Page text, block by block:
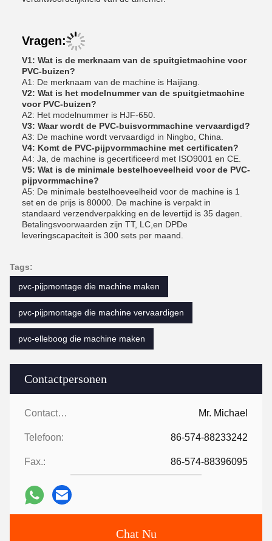
Contactpersonen
Contactpersonen: Mr. Michael
Telefoon: 86-574-88233242
Fax.: 86-574-88396095
Chat Nu
Vragen:
V1: Wat is de merknaam van de spuitgietmachine voor
PVC-buizen?
A1: De merknaam van de machine is Haijiang.
V2: Wat is het modelnummer van de spuitgietmachine
voor PVC-buizen?
A2: Het modelnummer is HJF-650.
V3: Waar wordt de PVC-buisvormmachine vervaardigd?
A3: De machine wordt vervaardigd in Ningbo, China.
V4: Komt de PVC-pijpvormmachine met certificaten?
A4: Ja, de machine is gecertificeerd met ISO9001 en CE.
V5: Wat is de minimale bestelhoeveelheid voor de PVC-
pijpvormmachine?
A5: De minimale bestelhoeveelheid voor de machine is 1
set en de prijs is 80000. De machine is verpakt in
standaard verzendverpakking en de levertijd is 35 dagen.
Betalingsvoorwaarden zijn TT, LC,en DPDe
leveringscapaciteit is 300 sets per maand.
Tags:
pvc-pijpmontage die machine maken
pvc-pijpmontage die machine vervaardigen
pvc-elleboog die machine maken